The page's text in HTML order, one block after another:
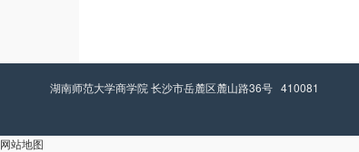
湖南师范大学商学院 长沙市岳麓区麓山路36号 410081
网站地图